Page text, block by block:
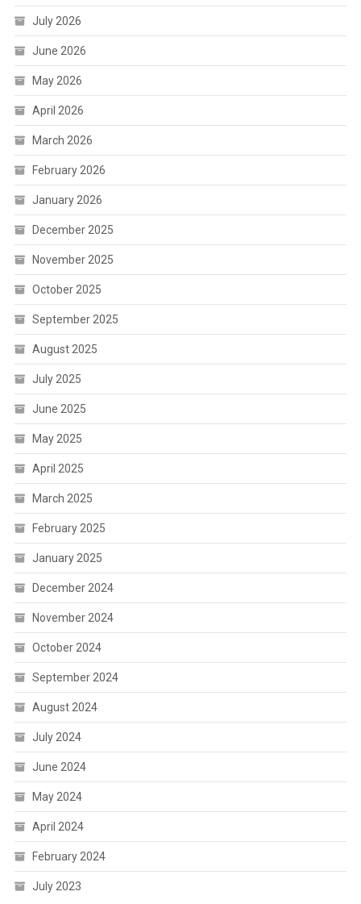
July 2026
June 2026
May 2026
April 2026
March 2026
February 2026
January 2026
December 2025
November 2025
October 2025
September 2025
August 2025
July 2025
June 2025
May 2025
April 2025
March 2025
February 2025
January 2025
December 2024
November 2024
October 2024
September 2024
August 2024
July 2024
June 2024
May 2024
April 2024
February 2024
July 2023